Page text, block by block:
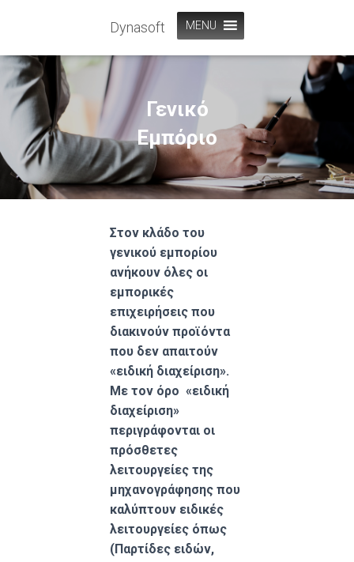
Dynasoft MENU
Γενικό
Εμπόριο
Στον κλάδο του
γενικού εμπορίου
ανήκουν όλες οι
εμπορικές
επιχειρήσεις που
διακινούν προϊόντα
που δεν απαιτούν
«ειδική διαχείριση».
Με τον όρο «ειδική
διαχείριση»
περιγράφονται οι
πρόσθετες
λειτουργείες της
μηχανογράφησης που
καλύπτουν ειδικές
λειτουργείες όπως
(Παρτίδες ειδών,